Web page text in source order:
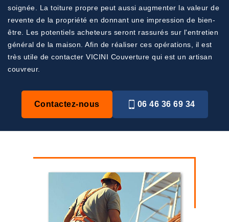
soignée. La toiture propre peut aussi augmenter la valeur de
revente de la propriété en donnant une impression de bien-
être. Les potentiels acheteurs seront rassurés sur l'entretien
général de la maison. Afin de réaliser ces opérations, il est
très utile de contacter VICINI Couverture qui est un artisan
couvreur.
Contactez-nous 06 46 36 69 34